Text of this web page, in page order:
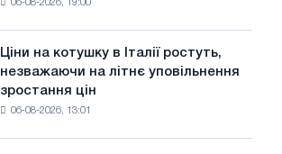
06-08-2026, 19:00
Ціни на котушку в Італії ростуть,
незважаючи на літнє уповільнення
зростання цін
06-08-2026, 13:01